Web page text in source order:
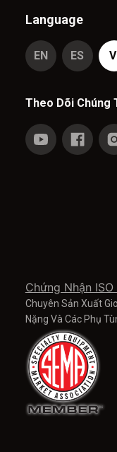
Chứng Nhận
Chuyên Sản Xuất
Nặng Và Các Phụ
Language
EN ES VI
Theo Dõi Chúng